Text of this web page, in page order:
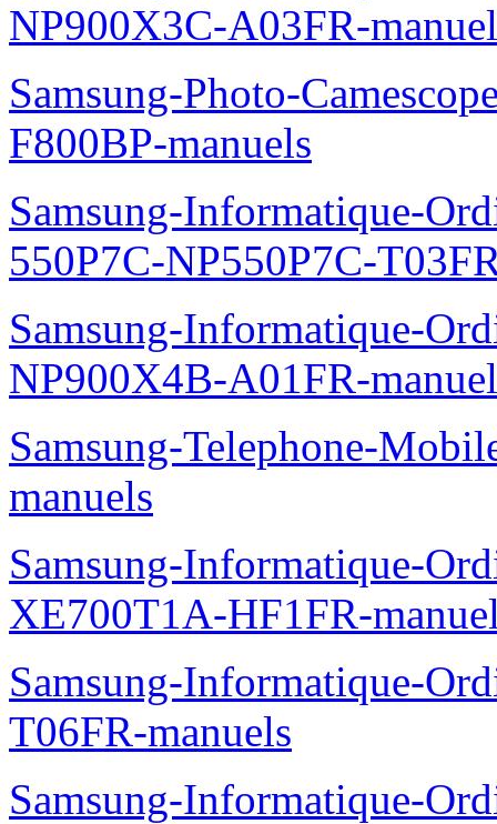
NP900X3C-A03FR-
Samsung-Photo-
F800BP-manuels
Samsung-Informatique-
550P7C-NP550P7C-
Samsung-Informatique-
NP900X4B-A01FR-
Samsung-Telephone-
manuels
Samsung-Informatique-
XE700T1A-HF1FR-
Samsung-Informatique-
T06FR-manuels
Samsung-Informatique-